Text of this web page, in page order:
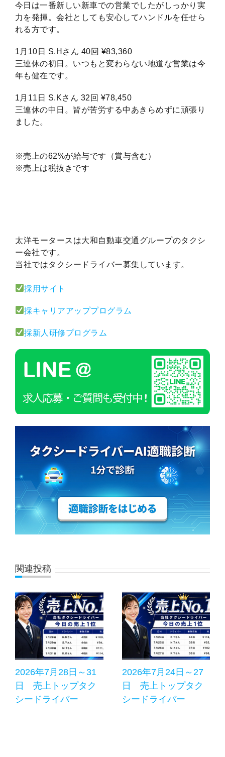
今日は一番新しい新車での営業でしたがしっかり実
力を発揮。会社としても安心してハンドルを任せら
れる方です。
1月10日 S.Hさん 40回 ¥83,360
三連休の初日。いつもと変わらない地道な営業は今
年も健在です。
1月11日 S.Kさん 32回 ¥78,450
三連休の中日。皆が苦労する中あきらめずに頑張り
ました。
※売上の62%が給与です（賞与含む）
※売上は税抜きです
太洋モータースは大和自動車交通グループのタクシ
ー会社です。
当社ではタクシードライバー募集しています。
採用サイト
採キャリアアッププログラム
採新人研修プログラム
関連投稿
2026年7月28日～31
日 売上トップタク
シードライバー
2026年7月24日～27
日 売上トップタク
シードライバー